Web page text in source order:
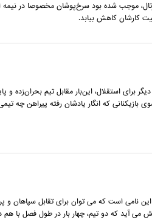
موجب شده بود سرخ‌پوشان مخصوصا در نیمه
کارشان کاهش بیابد.
برای استقلال، این‌بار مقابل تیم بحران‌زده
بازیکنانی که انگار یادشان رفته پیراهن چه
نامی است که می توان برای تقابل سپاهان و
می آید که دو تیم، چهار بار در طول فصل با هم